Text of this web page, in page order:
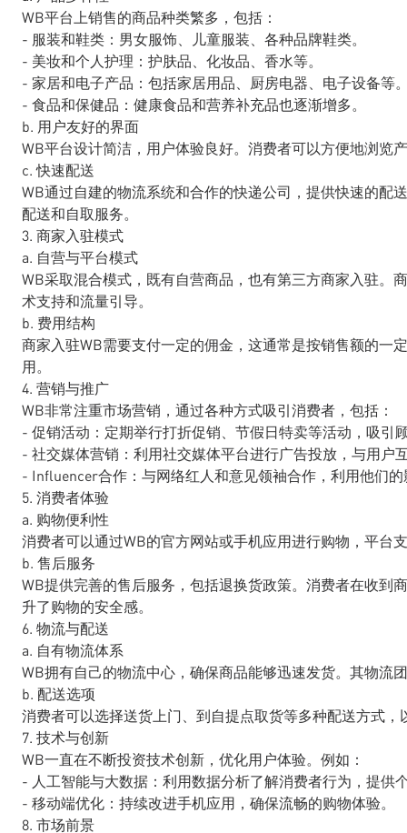
WB平台上销售的商品种类繁多，包括：
- 服装和鞋类：男女服饰、儿童服装、各种品牌鞋类。
- 美妆和个人护理：护肤品、化妆品、香水等。
- 家居和电子产品：包括家居用品、厨房电器、电子设备等
- 食品和保健品：健康食品和营养补充品也逐渐增多。
b. 用户友好的界面
WB平台设计简洁，用户体验良好。消费者可以方便地浏览
c. 快速配送
WB通过自建的物流系统和合作的快递公司，提供快速的配
配送和自取服务。
3. 商家入驻模式
a. 自营与平台模式
WB采取混合模式，既有自营商品，也有第三方商家入驻。
术支持和流量引导。
b. 费用结构
商家入驻WB需要支付一定的佣金，这通常是按销售额的一
用。
4. 营销与推广
WB非常注重市场营销，通过各种方式吸引消费者，包括：
- 促销活动：定期举行打折促销、节假日特卖等活动，吸引
- 社交媒体营销：利用社交媒体平台进行广告投放，与用户
- Influencer合作：与网络红人和意见领袖合作，利用他们
5. 消费者体验
a. 购物便利性
消费者可以通过WB的官方网站或手机应用进行购物，平台
b. 售后服务
WB提供完善的售后服务，包括退换货政策。消费者在收到
升了购物的安全感。
6. 物流与配送
a. 自有物流体系
WB拥有自己的物流中心，确保商品能够迅速发货。其物流
b. 配送选项
消费者可以选择送货上门、到自提点取货等多种配送方式，
7. 技术与创新
WB一直在不断投资技术创新，优化用户体验。例如：
- 人工智能与大数据：利用数据分析了解消费者行为，提供
- 移动端优化：持续改进手机应用，确保流畅的购物体验。
8. 市场前景